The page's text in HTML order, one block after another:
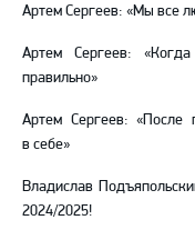
Артем Сергеев: «Мы все
Артем Сергеев:
правильно»
Артем Сергеев: «После
в себе»
Владислав
2024/2025!